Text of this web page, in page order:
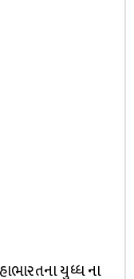
યુધ્ધ ના